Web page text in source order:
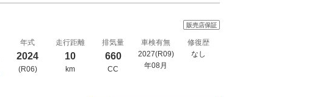
販売店保証
年式
2024
(R06)
走行距離
10
km
排気量
660
CC
車検有無
2027(R09)
年08月
修復歴
なし